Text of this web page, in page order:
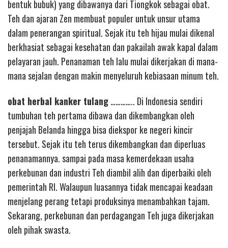
bentuk bubuk) yang dibawanya dari Tiongkok sebagai obat.
Teh dan ajaran Zen membuat populer untuk unsur utama
dalam penerangan spiritual. Sejak itu teh hijau mulai dikenal
berkhasiat sebagai kesehatan dan pakailah awak kapal dalam
pelayaran jauh. Penanaman teh lalu mulai dikerjakan di mana-
mana sejalan dengan makin menyeluruh kebiasaan minum teh.
obat herbal kanker tulang………….. Di Indonesia sendiri
tumbuhan teh pertama dibawa dan dikembangkan oleh
penjajah Belanda hingga bisa diekspor ke negeri kincir
tersebut. Sejak itu teh terus dikembangkan dan diperluas
penanamannya. sampai pada masa kemerdekaan usaha
perkebunan dan industri Teh diambil alih dan diperbaiki oleh
pemerintah RI. Walaupun luasannya tidak mencapai keadaan
menjelang perang tetapi produksinya menambahkan tajam.
Sekarang, perkebunan dan perdagangan Teh juga dikerjakan
oleh pihak swasta.